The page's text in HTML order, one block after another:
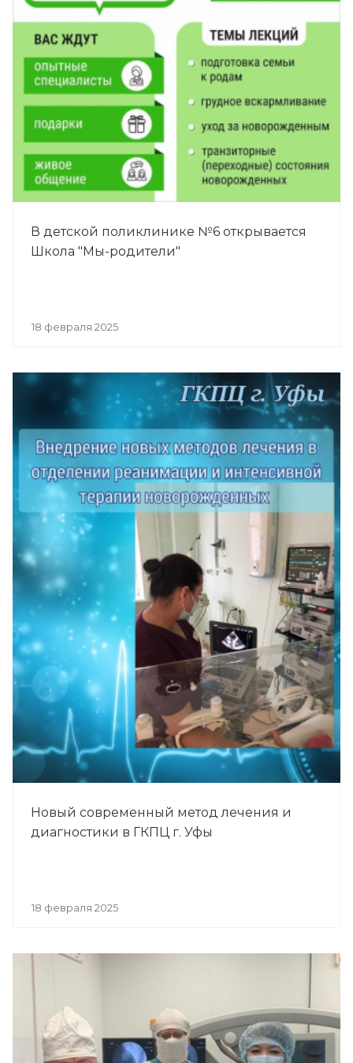
В детской поликлинике №6 открывается
Школа "Мы-родители"
18 февраля 2025
Новый современный метод лечения и
диагностики в ГКПЦ г. Уфы
18 февраля 2025